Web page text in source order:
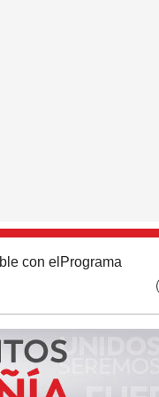
con el Programa